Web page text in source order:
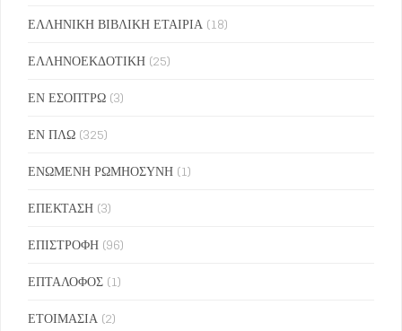
ΕΛΛΗΝΙΚΗ ΒΙΒΛΙΚΗ ΕΤΑΙΡΙΑ (18)
ΕΛΛΗΝΟΕΚΔΟΤΙΚΗ (25)
ΕΝ ΕΣΟΠΤΡΩ (3)
ΕΝ ΠΛΩ (325)
ΕΝΩΜΕΝΗ ΡΩΜΗΟΣΥΝΗ (1)
ΕΠΕΚΤΑΣΗ (3)
ΕΠΙΣΤΡΟΦΗ (96)
ΕΠΤΑΛΟΦΟΣ (1)
ΕΤΟΙΜΑΣΙΑ (2)